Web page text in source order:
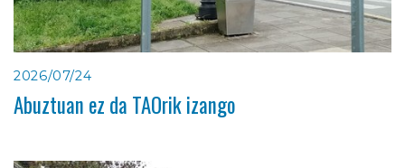
2026/07/24
Abuztuan ez da TAOrik izango